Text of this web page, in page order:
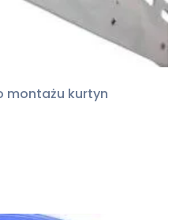
montażu kurtyn